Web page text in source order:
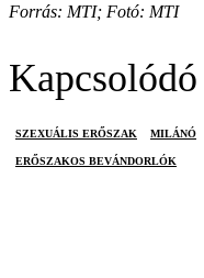
Forrás: MTI; Fotó: MTI
SZEXUÁLIS ERŐSZAK MILÁNÓ
ERŐSZAKOS BEVÁNDORLÓK